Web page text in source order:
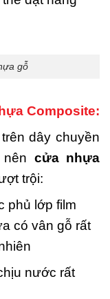
gỗ
Composite:
dây chuyền
cửa nhựa
trội:
phủ lớp film
có vân gỗ rất
nước rất